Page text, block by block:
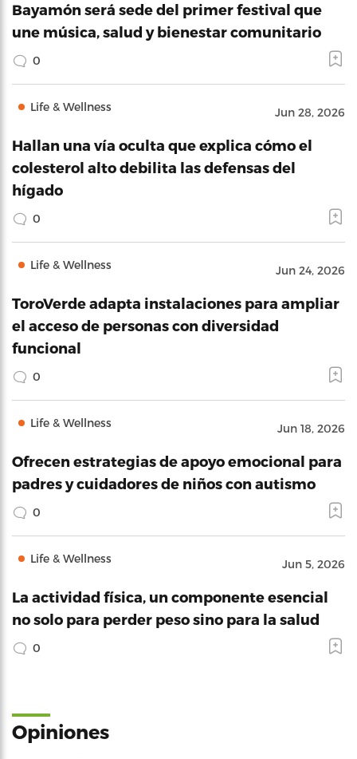
Bayamón será sede del primer festival que
une música, salud y bienestar comunitario
0
Life & Wellness Jun 28, 2026
Hallan una vía oculta que explica cómo el
colesterol alto debilita las defensas del
hígado
0
Life & Wellness Jun 24, 2026
ToroVerde adapta instalaciones para ampliar
el acceso de personas con diversidad
funcional
0
Life & Wellness Jun 18, 2026
Ofrecen estrategias de apoyo emocional para
padres y cuidadores de niños con autismo
0
Life & Wellness Jun 5, 2026
La actividad física, un componente esencial
no solo para perder peso sino para la salud
0
Opiniones